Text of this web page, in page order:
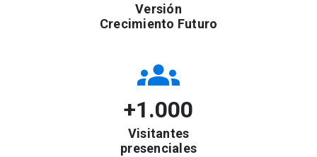
Versión
Crecimiento Futuro
groups
+1.000
Visitantes
presenciales